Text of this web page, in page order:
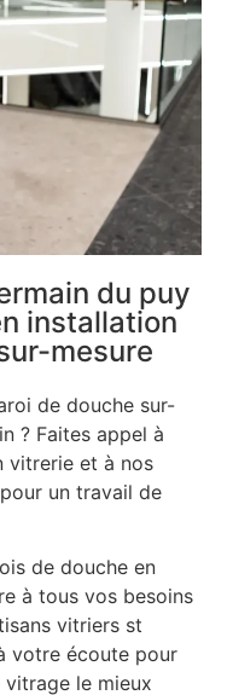
du puy
installation
mesure
de douche sur-
? Faites appel à
vitrerie et à nos
un travail de
de douche en
à tous vos besoins
vitriers st
votre écoute pour
le mieux